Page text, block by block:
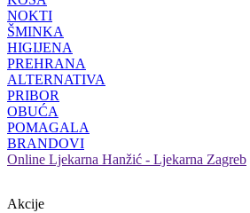
NOKTI
ŠMINKA
HIGIJENA
PREHRANA
ALTERNATIVA
PRIBOR
OBUĆA
POMAGALA
BRANDOVI
Online Ljekarna Hanžić - Ljekarna Zagreb
Akcije